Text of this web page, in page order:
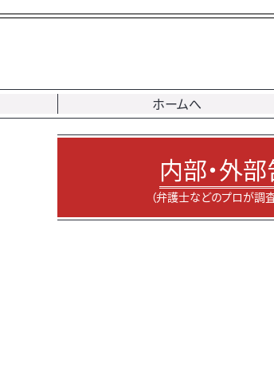
ホームへ
内部・外部
（弁護士などのプロが調